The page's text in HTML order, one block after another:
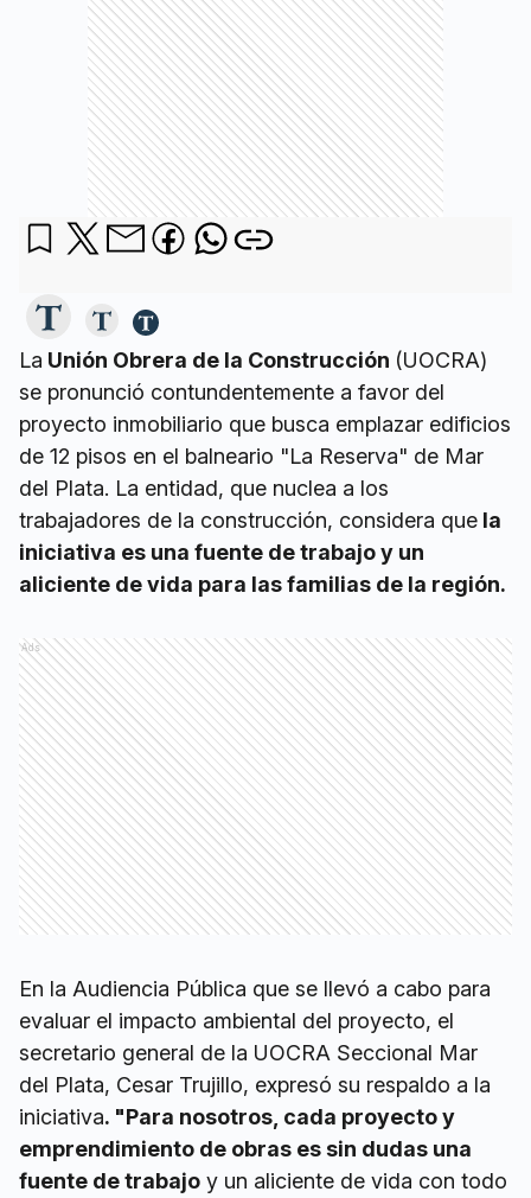
La Unión Obrera de la Construcción (UOCRA)
se pronunció contundentemente a favor del
proyecto inmobiliario que busca emplazar edificios
de 12 pisos en el balneario "La Reserva" de Mar
del Plata. La entidad, que nuclea a los
trabajadores de la construcción, considera que la
iniciativa es una fuente de trabajo y un
aliciente de vida para las familias de la región.
Ads
En la Audiencia Pública que se llevó a cabo para
evaluar el impacto ambiental del proyecto, el
secretario general de la UOCRA Seccional Mar
del Plata, Cesar Trujillo, expresó su respaldo a la
iniciativa. "Para nosotros, cada proyecto y
emprendimiento de obras es sin dudas una
fuente de trabajo y un aliciente de vida con todo